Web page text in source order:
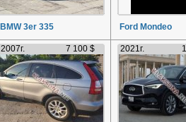
BMW 3er 335 Ford Mondeo
2007г. 7 100 $ 2021г.